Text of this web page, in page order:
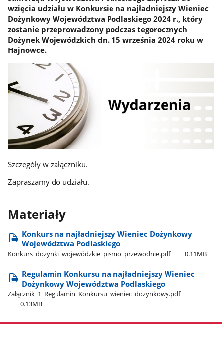
wzięcia udziału w Konkursie na najładniejszy Wieniec
Dożynkowy Województwa Podlaskiego 2024 r., który
zostanie przeprowadzony podczas tegorocznych
Dożynek Wojewódzkich dn. 15 września 2024 roku w
Hajnówce.
Szczegóły w załączniku.
Zapraszamy do udziału.
Materiały
Konkurs na najładniejszy Wieniec Dożynkowy
Województwa Podlaskiego
Konkurs​_dożynki​_wojewódzkie​_pismo​_przewodnie.pdf 0.11MB
Regulamin Konkursu na najładniejszy Wieniec
Dożynkowy Województwa Podlaskiego
Załącznik​_1​_Regulamin​_Konkursu​_wieniec​_dożynkowy.pdf
0.13MB